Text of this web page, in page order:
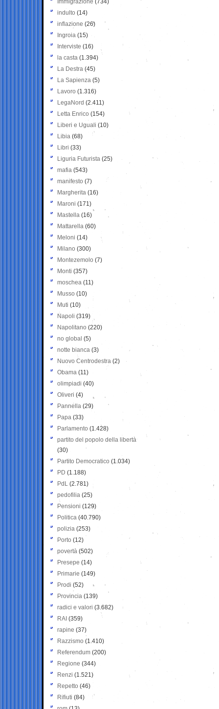
Immigrazione (734)
indulto (14)
inflazione (26)
Ingroia (15)
Interviste (16)
la casta (1.394)
La Destra (45)
La Sapienza (5)
Lavoro (1.316)
LegaNord (2.411)
Letta Enrico (154)
Liberi e Uguali (10)
Libia (68)
Libri (33)
Liguria Futurista (25)
mafia (543)
manifesto (7)
Margherita (16)
Maroni (171)
Mastella (16)
Mattarella (60)
Meloni (14)
Milano (300)
Montezemolo (7)
Monti (357)
moschea (11)
Musso (10)
Muti (10)
Napoli (319)
Napolitano (220)
no global (5)
notte bianca (3)
Nuovo Centrodestra (2)
Obama (11)
olimpiadi (40)
Oliveri (4)
Pannella (29)
Papa (33)
Parlamento (1.428)
partito del popolo della libertà
(30)
Partito Democratico (1.034)
PD (1.188)
PdL (2.781)
pedofilia (25)
Pensioni (129)
Politica (40.790)
polizia (253)
Porto (12)
povertà (502)
Presepe (14)
Primarie (149)
Prodi (52)
Provincia (139)
radici e valori (3.682)
RAI (359)
rapine (37)
Razzismo (1.410)
Referendum (200)
Regione (344)
Renzi (1.521)
Repetto (46)
Rifiuti (84)